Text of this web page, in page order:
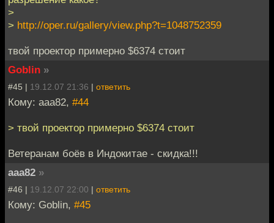
>
> http://oper.ru/gallery/view.php?t=1048752359
твой проектор примерно $6374 стоит
Goblin »
#45 | 19.12.07 21:36 | ответить
Кому: aaa82, #44
> твой проектор примерно $6374 стоит
Ветеранам боёв в Индокитае - скидка!!!
aaa82 »
#46 | 19.12.07 22:00 | ответить
Кому: Goblin, #45